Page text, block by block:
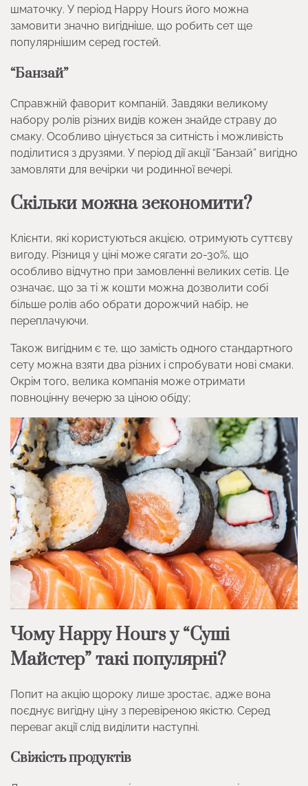
шматочку. У період Happy Hours його можна
замовити значно вигідніше, що робить сет ще
популярнішим серед гостей.
“Банзай”
Справжній фаворит компаній. Завдяки великому
набору ролів різних видів кожен знайде страву до
смаку. Особливо цінується за ситність і можливість
поділитися з друзями. У період дії акції “Банзай” вигідно
замовляти для вечірки чи родинної вечері.
Скільки можна зекономити?
Клієнти, які користуються акцією, отримують суттєву
вигоду. Різниця у ціні може сягати 20-30%, що
особливо відчутно при замовленні великих сетів. Це
означає, що за ті ж кошти можна дозволити собі
більше ролів або обрати дорожчий набір, не
переплачуючи.
Також вигідним є те, що замість одного стандартного
сету можна взяти два різних і спробувати нові смаки.
Окрім того, велика компанія може отримати
повноцінну вечерю за ціною обіду;
Чому Happy Hours у “Суші
Майстер” такі популярні?
Попит на акцію щороку лише зростає, адже вона
поєднує вигідну ціну з перевіреною якістю. Серед
переваг акції слід виділити наступні.
Свіжість продуктів